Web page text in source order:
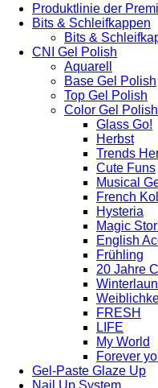
Produktlinie der
Bits & Schleifkappen
Bits &
CNI Gel Polish
Aquarell
Base Gel Polish
Top Gel Polish
Color Gel Polish
Glass Go!
Herbst
Trends
Cute Funs
Musical
French
Hysteria
Magic
English
Frühling
20 Jahre
FRESH
LIFE
My World
Forever
Gel-Paste Glaze Up
Nail Up System